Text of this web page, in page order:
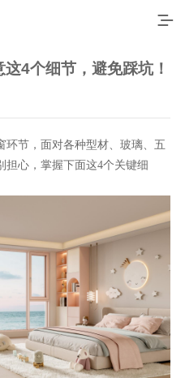
4个细节，避免踩坑！
环节，面对各种型材、玻璃、五
担心，掌握下面这4个关键细